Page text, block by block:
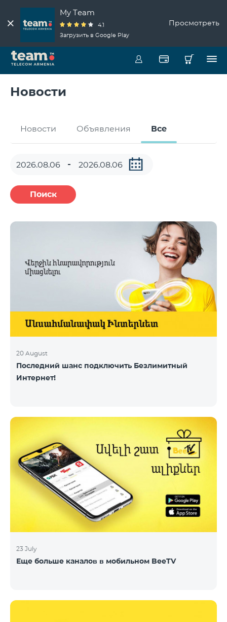
My Team
4.1
Загрузить в Google Play
Просмотреть
Новости
Новости Объявления Все
Поиск
20 August
Последний шанс подключить Безлимитный
Интернет!
23 July
Еще больше каналов в мобильном BeeTV